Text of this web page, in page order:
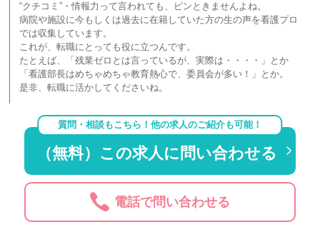
“クチコミ”・情報力って言われても、ピンときませんよね。
病院や施設に今もしくは過去に在籍していた方の生の声を看護プロ
では収集しています。
これが、転職にとっても役に立つんです。
たとえば、「残業ゼロとは言っているが、実際は・・・・」とか
「看護部長はめちゃめちゃ教育熱心で、委員会が多い！」とか。
是非、転職に活かしてくださいね。
質問・相談もこちら！他の求人のご紹介も可能！
（無料）この求人に問い合わせる
電話で問い合わせる